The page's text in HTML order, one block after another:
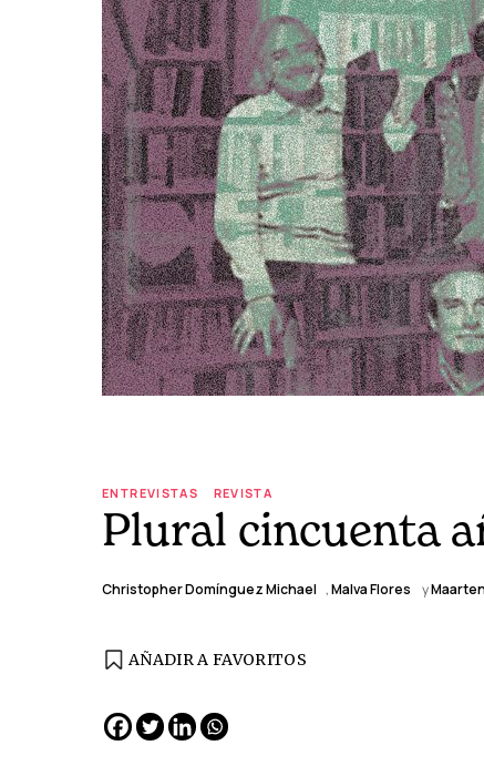
ENTREVISTAS REVISTA
Plural cincuenta
Christopher Domínguez Michael ,Malva Flores y
AÑADIR A FAVORITOS